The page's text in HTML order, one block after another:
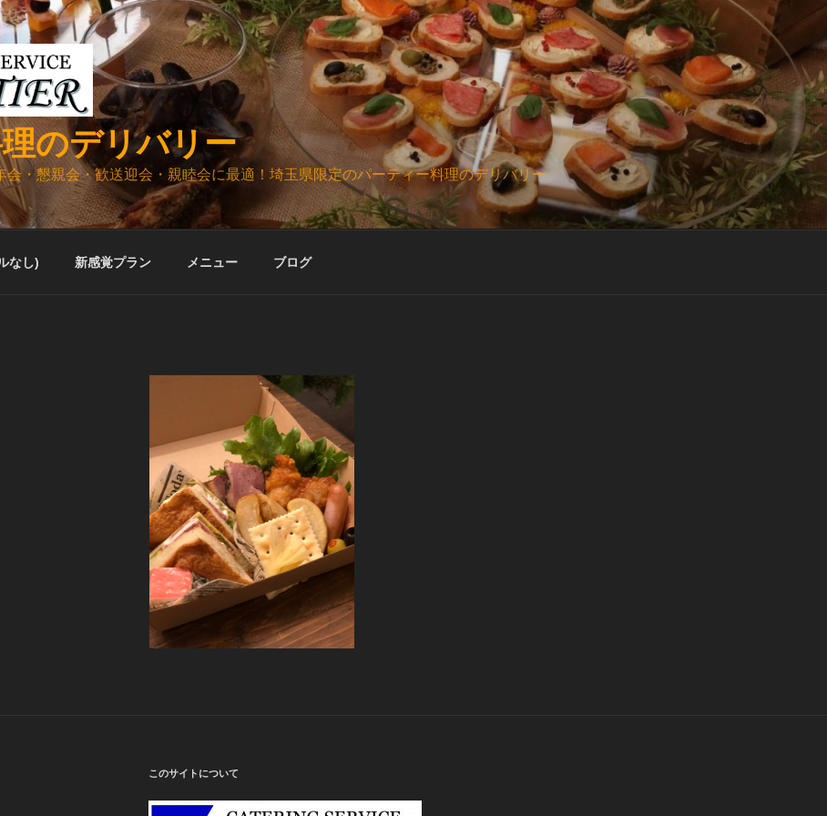
のデリバリー
会・懇親会・歓送迎会・親睦会に最適！埼玉県限定のパーティー料理のデリバリー
なし) 新感覚プラン メニュー ブログ
このサイトについて